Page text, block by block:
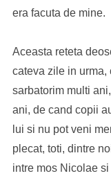
era facuta de
Aceasta reteta
cateva zile in urma,
sarbatorim multi
ani, de cand copii
lui si nu pot veni
plecat, toti, dintre
intre mos Nicolae